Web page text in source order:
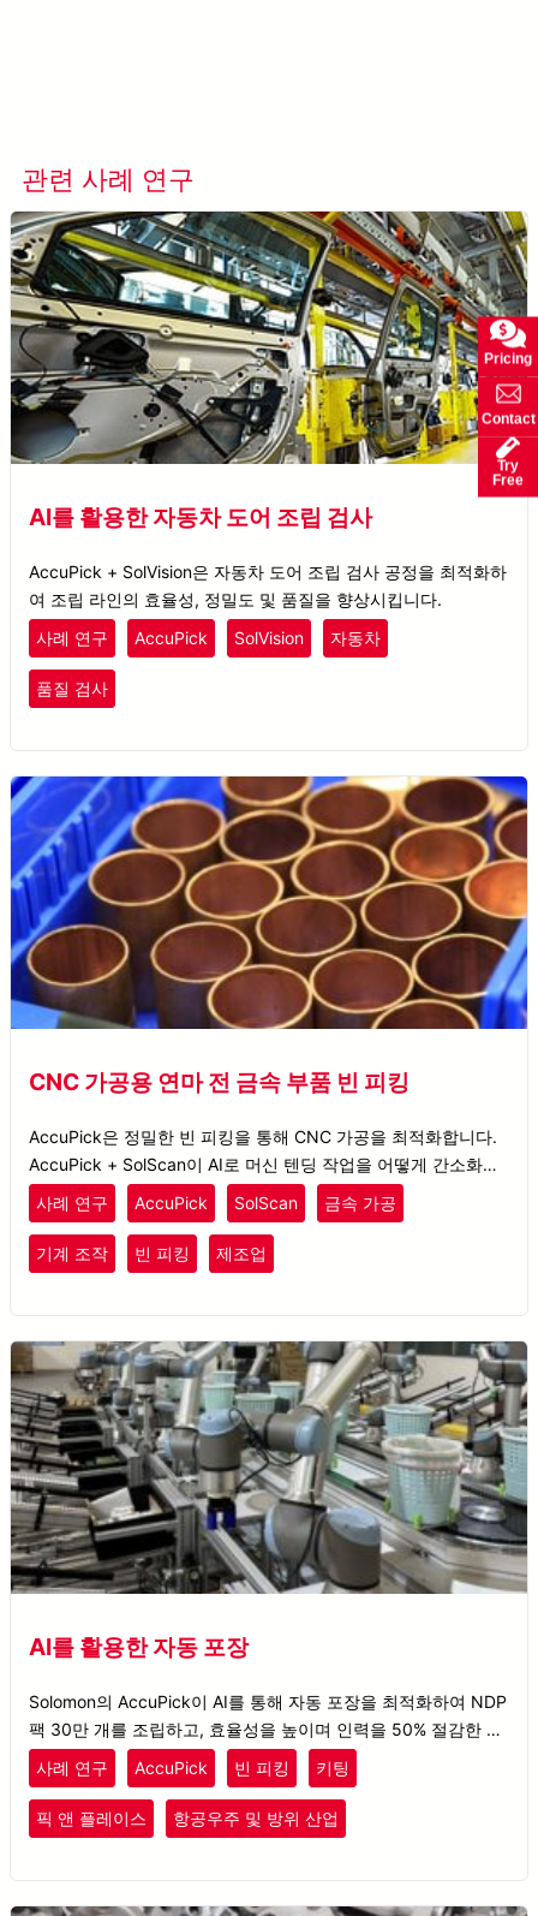
관련 사례 연구
AI를 활용한 자동차 도어 조립 검사
AccuPick + SolVision은 자동차 도어 조립 검사 공정을 최적화하
여 조립 라인의 효율성, 정밀도 및 품질을 향상시킵니다.
사례 연구
AccuPick SolVision 자동차
품질 검사
CNC 가공용 연마 전 금속 부품 빈 피킹
AccuPick은 정밀한 빈 피킹을 통해 CNC 가공을 최적화합니다.
AccuPick + SolScan이 AI로 머신 텐딩 작업을 어떻게 간소화하
는지 확인해보세요.
사례 연구 AccuPick SolScan 금속 가공
기계 조작 빈 피킹 제조업
AI를 활용한 자동 포장
Solomon의 AccuPick이 AI를 통해 자동 포장을 최적화하여 NDP
팩 30만 개를 조립하고, 효율성을 높이며 인력을 50% 절감한 방
법을 확인해보세요.
사례 연구 AccuPick 빈 피킹 키팅
픽 앤 플레이스 항공우주 및 방위 산업
Pricing
Contact
Try
Free